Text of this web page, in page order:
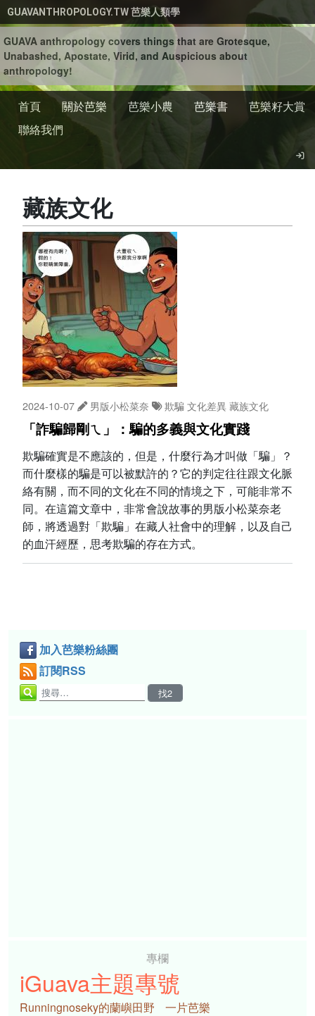
移至主內容
GUAVANTHROPOLOGY.TW 芭樂人類學
GUAVA anthropology covers things that are Grotesque,
Unabashed, Apostate, Virid, and Auspicious about
anthropology!
首頁 關於芭樂 芭樂小農 芭樂書
芭樂籽大賞
聯絡我們
藏族文化
2024-10-07 男版小松菜奈 欺騙文化差異藏族文化
「詐騙歸剛ㄟ」：騙的多義與文化實踐
欺騙確實是不應該的，但是，什麼行為才叫做「騙」？
而什麼樣的騙是可以被默許的？它的判定往往跟文化脈
絡有關，而不同的文化在不同的情境之下，可能非常不
同。在這篇文章中，非常會說故事的男版小松菜奈老
師，將透過對「欺騙」在藏人社會中的理解，以及自己
的血汗經歷，思考欺騙的存在方式。
加入芭樂粉絲團
訂閱RSS
專欄
iGuava主題專號
Runningnoseky的蘭嶼田野 一片芭樂